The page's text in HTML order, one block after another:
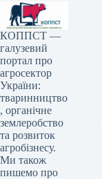
КОППСТ —
галузевий
портал про
агросектор
України:
тваринництво
, органічне
землеробство
та розвиток
агробізнесу.
Ми також
пишемо про